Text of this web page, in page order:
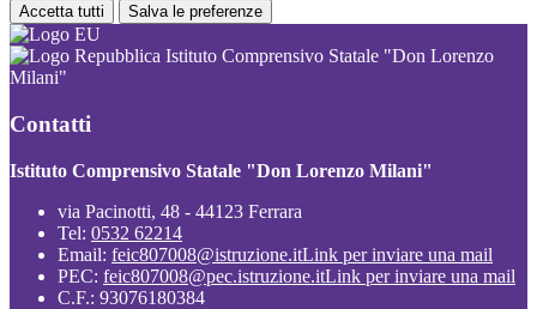
Accetta tutti Salva le preferenze
Istituto Comprensivo Statale "Don Lorenzo
Milani"
Contatti
Istituto Comprensivo Statale "Don Lorenzo Milani"
via Pacinotti, 48 - 44123 Ferrara
Tel: 0532 62214
Email: feic807008@istruzione.itLink per inviare una mail
PEC: feic807008@pec.istruzione.itLink per inviare una mail
C.F.: 93076180384